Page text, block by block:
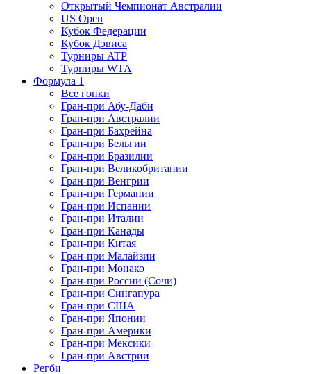
Открытый Чемпионат Австралии
US Open
Кубок Федерации
Кубок Дэвиса
Турниры ATP
Турниры WTA
Формула 1
Все гонки
Гран-при Абу-Даби
Гран-при Австралии
Гран-при Бахрейна
Гран-при Бельгии
Гран-при Бразилии
Гран-при Великобритании
Гран-при Венгрии
Гран-при Германии
Гран-при Испании
Гран-при Италии
Гран-при Канады
Гран-при Китая
Гран-при Малайзии
Гран-при Монако
Гран-при России (Сочи)
Гран-при Сингапура
Гран-при США
Гран-при Японии
Гран-при Америки
Гран-при Мексики
Гран-при Австрии
Регби